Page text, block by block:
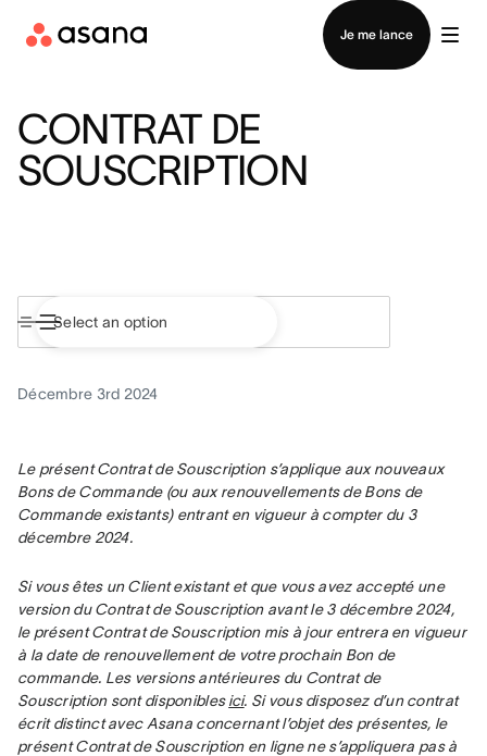
Je me lance
Contacter le service commercial
CONTRAT DE
SOUSCRIPTION
Décembre 3rd 2024
Le présent Contrat de Souscription s’applique aux nouveaux
Bons de Commande (ou aux renouvellements de Bons de
Commande existants) entrant en vigueur à compter du 3
décembre 2024.
Si vous êtes un Client existant et que vous avez accepté une
version du Contrat de Souscription avant le 3 décembre 2024,
le présent Contrat de Souscription mis à jour entrera en vigueur
à la date de renouvellement de votre prochain Bon de
commande. Les versions antérieures du Contrat de
Souscription sont disponibles ici. Si vous disposez d’un contrat
écrit distinct avec Asana concernant l’objet des présentes, le
présent Contrat de Souscription en ligne ne s’appliquera pas à